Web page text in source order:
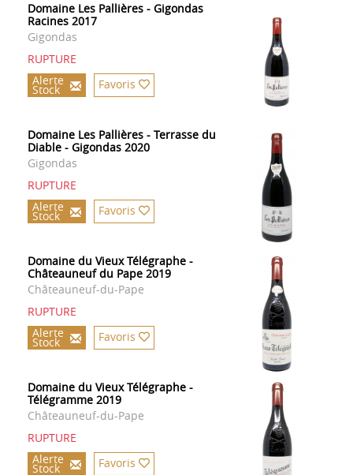
Domaine Les Pallières - Gigondas
Racines 2017
Gigondas
RUPTURE
Alerte
Stock Favoris
Domaine Les Pallières - Terrasse du
Diable - Gigondas 2020
Gigondas
RUPTURE
Alerte
Stock Favoris
Domaine du Vieux Télégraphe -
Châteauneuf du Pape 2019
Châteauneuf-du-Pape
RUPTURE
Alerte
Stock Favoris
Domaine du Vieux Télégraphe -
Télégramme 2019
Châteauneuf-du-Pape
RUPTURE
Alerte
Stock Favoris